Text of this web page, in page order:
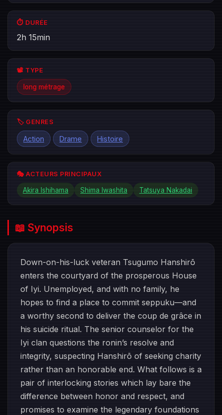
⏱️ DURÉE
2h 15min
📽️ TYPE
long métrage
🏷️ GENRES
Action Drame Histoire
🎭 ACTEURS PRINCIPAUX
Akira Ishihama Shima Iwashita Tatsuya Nakadai
📖 Synopsis
Down-on-his-luck veteran Tsugumo Hanshirō
enters the courtyard of the prosperous House
of Iyi. Unemployed, and with no family, he
hopes to find a place to commit seppuku—and
a worthy second to deliver the coup de grâce in
his suicide ritual. The senior counselor for the
Iyi clan questions the ronin’s resolve and
integrity, suspecting Hanshirō of seeking charity
rather than an honorable end. What follows is a
pair of interlocking stories which lay bare the
difference between honor and respect, and
promises to examine the legendary foundations